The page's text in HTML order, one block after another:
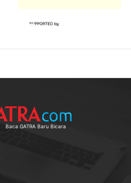
Baca GATRA Baru Bicara